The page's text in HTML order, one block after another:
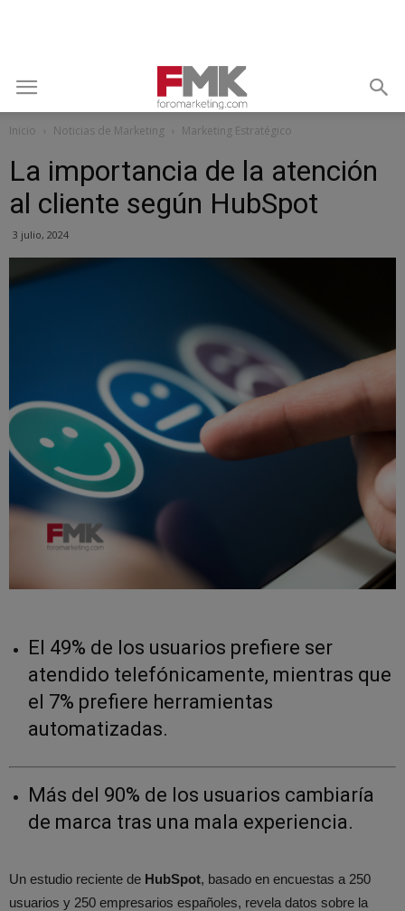
Inicio Noticias de Marketing Marketing Estratégico
La importancia de la atención
al cliente según HubSpot
3 julio, 2024
El 49% de los usuarios prefiere ser
atendido telefónicamente, mientras que
el 7% prefiere herramientas
automatizadas.
Más del 90% de los usuarios cambiaría
de marca tras una mala experiencia.
Un estudio reciente de HubSpot, basado en encuestas a 250
usuarios y 250 empresarios españoles, revela datos sobre la